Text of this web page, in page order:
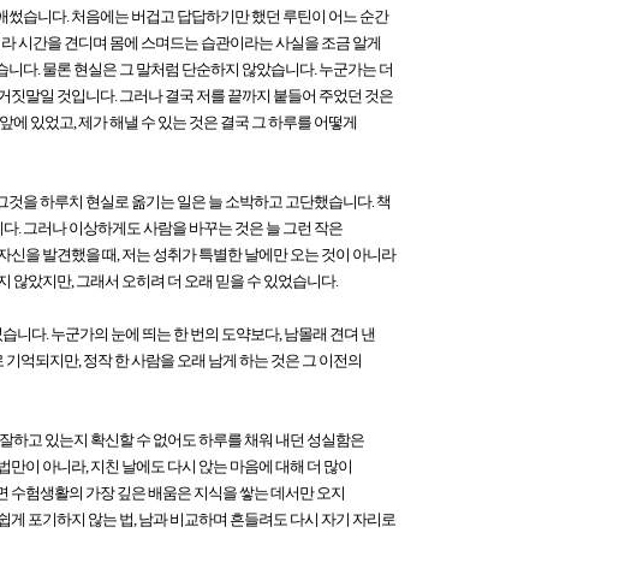
습니다. 처음에는 버겁고 답답하기만 했던 루틴이 어느 순간
시간을 견디며 몸에 스며드는 습관이라는 사실을 조금 알게
다. 물론 현실은 그 말처럼 단순하지 않았습니다. 누군가는 더
말일 것입니다. 그러나 결국 저를 끝까지 붙들어 주었던 것은
있었고, 제가 해낼 수 있는 것은 결국 그 하루를 어떻게
을 하루치 현실로 옮기는 일은 늘 소박하고 고단했습니다. 책
. 그러나 이상하게도 사람을 바꾸는 것은 늘 그런 작은
을 발견했을 때, 저는 성취가 특별한 날에만 오는 것이 아니라
않았지만, 그래서 오히려 더 오래 믿을 수 있었습니다.
니다. 누군가의 눈에 띄는 한 번의 도약보다, 남몰래 견뎌 낸
억되지만, 정작 한 사람을 오래 남게 하는 것은 그 이전의
하고 있는지 확신할 수 없어도 하루를 채워 내던 성실함은
이 아니라, 지친 날에도 다시 앉는 마음에 대해 더 많이
수험생활의 가장 깊은 배움은 지식을 쌓는 데서만 오지
포기하지 않는 법, 남과 비교하며 흔들려도 다시 자기 자리로